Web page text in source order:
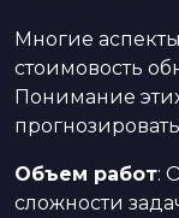
Многие
стоимовость
Понимание
Объем работ:
сложности